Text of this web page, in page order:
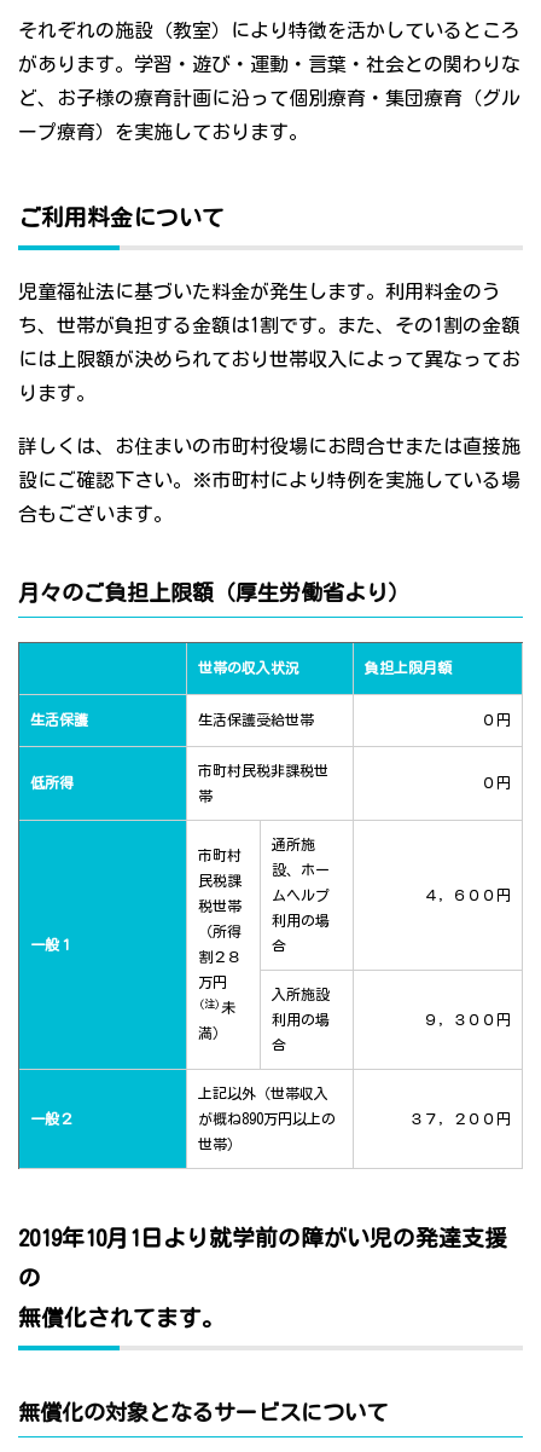
それぞれの施設（教室）により特徴を活かしているところ
があります。学習・遊び・運動・言葉・社会との関わりな
ど、お子様の療育計画に沿って個別療育・集団療育（グル
ープ療育）を実施しております。
ご利用料金について
児童福祉法に基づいた料金が発生します。利用料金のう
ち、世帯が負担する金額は1割です。また、その1割の金額
には上限額が決められており世帯収入によって異なってお
ります。
詳しくは、お住まいの市町村役場にお問合せまたは直接施
設にご確認下さい。※市町村により特例を実施している場
合もございます。
月々のご負担上限額（厚生労働省より）
世帯の収入状況 負担上限月額
生活保護 生活保護受給世帯 ０円
低所得
市町村民税非課税世
帯
０円
一般１
市町村
民税課
税世帯
（所得
割２８
万円
(注) 未
満）
通所施
設、ホー
ムヘルプ
利用の場
合
４，６００円
入所施設
利用の場
合
９，３００円
一般２
上記以外（世帯収入
が概ね890万円以上の
世帯）
３７，２００円
2019年10月1日より就学前の障がい児の発達支援
の
無償化されてます。
無償化の対象となるサービスについて